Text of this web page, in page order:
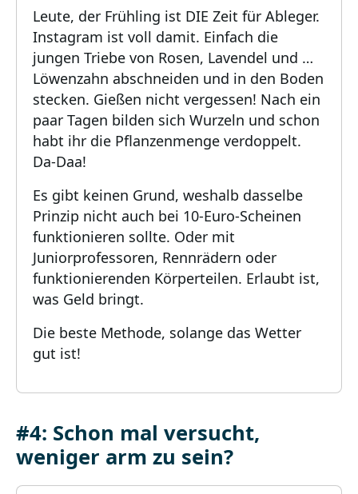
Leute, der Frühling ist DIE Zeit für Ableger.
Instagram ist voll damit. Einfach die
jungen Triebe von Rosen, Lavendel und …
Löwenzahn abschneiden und in den Boden
stecken. Gießen nicht vergessen! Nach ein
paar Tagen bilden sich Wurzeln und schon
habt ihr die Pflanzenmenge verdoppelt.
Da-Daa!
Es gibt keinen Grund, weshalb dasselbe
Prinzip nicht auch bei 10-Euro-Scheinen
funktionieren sollte. Oder mit
Juniorprofessoren, Rennrädern oder
funktionierenden Körperteilen. Erlaubt ist,
was Geld bringt.
Die beste Methode, solange das Wetter
gut ist!
#4: Schon mal versucht,
weniger arm zu sein?